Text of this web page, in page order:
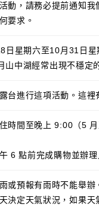
動，請務必提前通知
要求。
日星期六至10月31日星
山中湖經常出現不穩定
台進行這項活動。這裡
時間至晚上 9:00（5
6 點前完成購物並辦理
或預報有雨時不能舉辦
決定天氣狀況，如果